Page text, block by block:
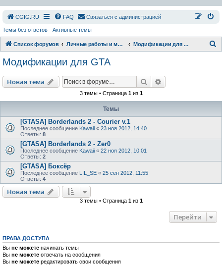
СGIG.RU FAQ Связаться с администрацией
Темы без ответов Активные темы
Список форумов Личные работы и модификации Модификации для GTA
Модификации для GTA
Новая тема Поиск
3 темы • Страница 1из 1
Темы
[GTASA] Borderlands 2 - Courier v.1
Последнее сообщение Kawaii « 23 ноя 2012, 14:40
Ответы: 8
[GTASA] Borderlands 2 - Zer0
Последнее сообщение Kawaii « 22 ноя 2012, 10:01
Ответы: 2
[GTASA] Боксёр
Последнее сообщение LIL_SE « 25 сен 2012, 11:55
Ответы: 4
Новая тема
3 темы • Страница 1из 1
Перейти
ПРАВА ДОСТУПА
Вы не можете начинать темы
Вы не можете отвечать на сообщения
Вы не можете редактировать свои сообщения